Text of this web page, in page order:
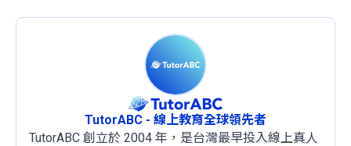
TutorABC - 線上教育全球領先者
TutorABC 創立於 2004 年，是台灣最早投入線上真人